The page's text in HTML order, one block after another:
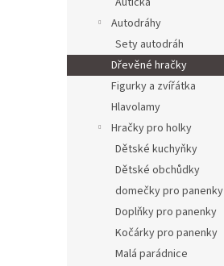
Autodráhy
Sety autodráh
Dřevěné hračky
Figurky a zvířátka
Hlavolamy
Hračky pro holky
Dětské kuchyňky
Dětské obchůdky
domečky pro panenky
Doplňky pro panenky
Kočárky pro panenky
Malá parádnice